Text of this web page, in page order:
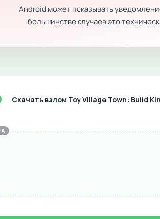
Android может показывать
большинстве случаев это
Скачать взлом Toy Village Town: Build